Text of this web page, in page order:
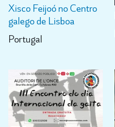
Xisco Feijoó no Centro
galego de Lisboa
Portugal